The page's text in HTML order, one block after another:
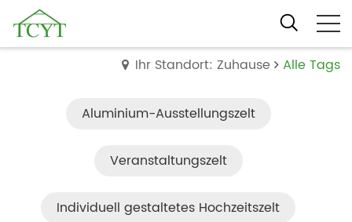
Ihr Standort: Zuhause Alle Tags
Aluminium-Ausstellungszelt
Veranstaltungszelt
Individuell gestaltetes Hochzeitszelt